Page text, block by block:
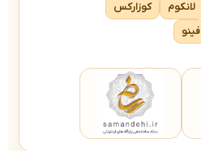
لانکوم
کوزارکس
فینو